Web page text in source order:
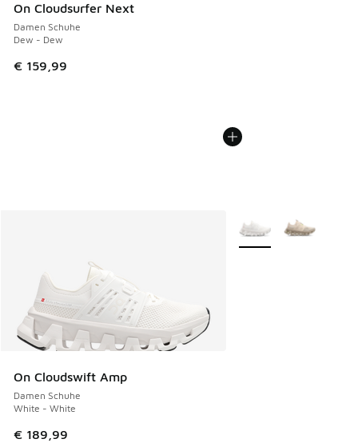
On Cloudsurfer Next
Damen Schuhe
Dew - Dew
€ 159,99
On Cloudswift Amp
Damen Schuhe
White - White
€ 189,99
Weitere Farben